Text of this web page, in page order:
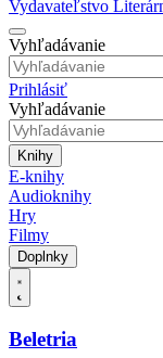
Vyhľadávanie
Prihlásiť
Vyhľadávanie
Knihy
E-knihy
Audioknihy
Hry
Filmy
Doplnky
Beletria